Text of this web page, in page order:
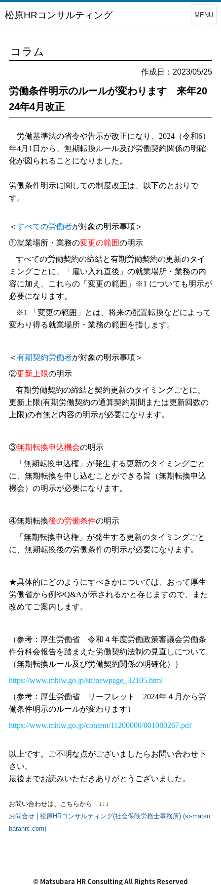
松原HRコンサルティング MENU
コラム
作成日：2023/05/25
労働条件明示のルールが変わります 来年20
24年4月改正
労働基準法の省令や告示が改正になり、 2024 （令和6）
年4月 1 日から、無期転換ルール及び労働契約関係の明確
化が図られることになりました。
労働条件明示に関しての制度改正は、以下のとおりで
す。
＜ すべての労働者が対象の明示事項＞
①就業場所・業務の変更の範囲の明示
すべての労働契約の締結と有期労働契約の更新のタイ
ミングごとに、「雇い入れ直後」の就業場所・業務の内
容に加え、これらの「変更の範囲」※1 についても明示が
必要になります。
※1
「変更の範囲」とは、将来の配置転換などによって
変わり得る就業場所・業務の範囲を指します。
＜ 有期契約労働者が対象の明示事項＞
②更新上限の明示
有期労働契約の締結と契約更新のタイミングごとに、
更新上限(有期労働契約の通算契約期間または更新回数の
上限)の有無と内容の明示が必要になります。
③無期転換申込機会の明示
「無期転換申込権」が発生する更新のタイミングごと
に、無期転換を申し込むことができる旨（無期転換申込
機会）の明示が必要になります。
④無期転換後の労働条件の明示
「無期転換申込権」が発生する更新のタイミングごと
に、無期転換後の労働条件の明示が必要になります。
★具体的にどのようにすべきかについては、おって厚生
労働省から例やQ&Aが示されるかと存じますので、また
改めてご案内します。
（参考：厚生労働省 令和４年度労働政策審議会労働条
件分科会報告を踏まえた労働契約法制の見直しについて
（無期転換ルール及び労働契約関係の明確化））
https://www.mhlw.go.jp/stf/newpage_32105.html
（参考：厚生労働省 リーフレット 2024年４月から労
働条件明示のルールが変わります）
https://www.mhlw.go.jp/content/11200000/001080267.pdf
以上です。ご不明な点がございましたらお問い合わせ下
さい。
最後までお読みいただきありがとうございました。
お問い合わせは、こちらから ↓↓↓
お問合せ | 松原HRコンサルティング(社会保険労務士事務所) (sr-matsu
barahrc.com)
© Matsubara HR Consulting All Rights Reserved